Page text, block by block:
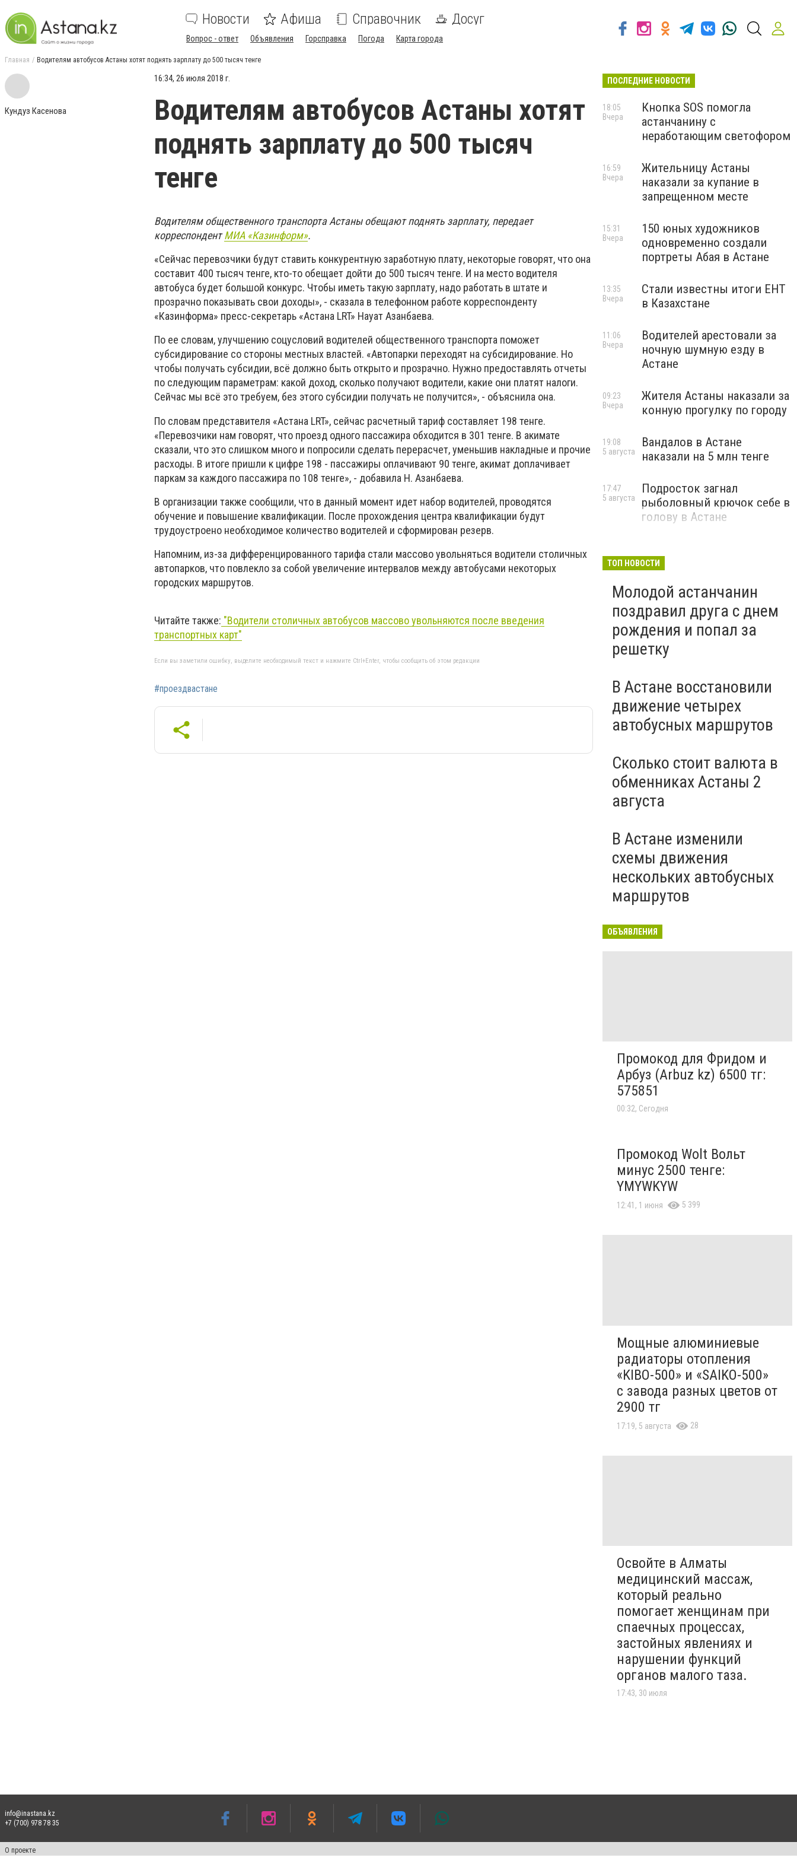
Новости Афиша Справочник Досуг
Вопрос - ответ Объявления Горсправка Погода Карта города
Главная Водителям автобусов Астаны хотят поднять зарплату до 500 тысяч тенге
Кундуз Касенова
16:34, 26 июля 2018 г.
Водителям автобусов Астаны хотят
поднять зарплату до 500 тысяч
тенге
Водителям общественного транспорта Астаны обещают поднять зарплату, передает
корреспондентМИА «Казинформ».
«Сейчас перевозчики будут ставить конкурентную заработную плату, некоторые говорят, что она
составит 400 тысяч тенге, кто-то обещает дойти до 500 тысяч тенге. И на место водителя
автобуса будет большой конкурс. Чтобы иметь такую зарплату, надо работать в штате и
прозрачно показывать свои доходы», - сказала в телефонном работе корреспонденту
«Казинформа» пресс-секретарь «Астана LRT» Науат Азанбаева.
По ее словам, улучшению соцусловий водителей общественного транспорта поможет
субсидирование со стороны местных властей. «Автопарки переходят на субсидирование. Но
чтобы получать субсидии, всё должно быть открыто и прозрачно. Нужно предоставлять отчеты
по следующим параметрам: какой доход, сколько получают водители, какие они платят налоги.
Сейчас мы всё это требуем, без этого субсидии получать не получится», - объяснила она.
По словам представителя «Астана LRT», сейчас расчетный тариф составляет 198 тенге.
«Перевозчики нам говорят, что проезд одного пассажира обходится в 301 тенге. В акимате
сказали, что это слишком много и попросили сделать перерасчет, уменьшив накладные и прочие
расходы. В итоге пришли к цифре 198 - пассажиры оплачивают 90 тенге, акимат доплачивает
паркам за каждого пассажира по 108 тенге», - добавила Н. Азанбаева.
В организации также сообщили, что в данный момент идет набор водителей, проводятся
обучение и повышение квалификации. После прохождения центра квалификации будут
трудоустроено необходимое количество водителей и сформирован резерв.
Напомним, из-за дифференцированного тарифа стали массово увольняться водители столичных
автопарков, что повлекло за собой увеличение интервалов между автобусами некоторых
городских маршрутов.
Читайте также: "Водители столичных автобусов массово увольняются после введения
транспортных карт"
Если вы заметили ошибку, выделите необходимый текст и нажмите Ctrl+Enter, чтобы сообщить об этом редакции
#проездвастане
ПОСЛЕДНИЕ НОВОСТИ
Кнопка SOS помогла
астанчанину с
неработающим светофором
18:05
Вчера
Жительницу Астаны
наказали за купание в
запрещенном месте
16:59
Вчера
150 юных художников
одновременно создали
портреты Абая в Астане
15:31
Вчера
Стали известны итоги ЕНТ
в Казахстане
13:35
Вчера
Водителей арестовали за
ночную шумную езду в
Астане
11:06
Вчера
Жителя Астаны наказали за
конную прогулку по городу
09:23
Вчера
Вандалов в Астане
наказали на 5 млн тенге
19:08
5 августа
Подросток загнал
рыболовный крючок себе в
голову в Астане
17:47
5 августа
ТОП НОВОСТИ
Молодой астанчанин
поздравил друга с днем
рождения и попал за
решетку
В Астане восстановили
движение четырех
автобусных маршрутов
Сколько стоит валюта в
обменниках Астаны 2
августа
В Астане изменили
схемы движения
нескольких автобусных
маршрутов
ОБЪЯВЛЕНИЯ
Промокод для Фридом и
Арбуз (Arbuz kz) 6500 тг:
575851
00:32, Сегодня
Промокод Wolt Вольт
минус 2500 тенге:
YMYWKYW
12:41, 1 июня 5 399
Мощные алюминиевые
радиаторы отопления
«KIBO-500» и «SAIKO-500»
с завода разных цветов от
2900 тг
17:19, 5 августа 28
Освойте в Алматы
медицинский массаж,
который реально
помогает женщинам при
спаечных процессах,
застойных явлениях и
нарушении функций
органов малого таза.
17:43, 30 июля
info@inastana.kz
+7 (700) 978 78 35
О проекте